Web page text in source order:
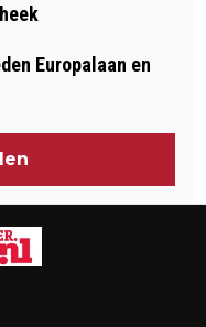
Europalaan en